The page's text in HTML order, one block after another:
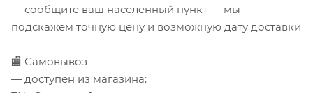
— сообщите ваш населённый пункт — мы
подскажем точную цену и возможную дату доставки
🏬 Самовывоз
— доступен из магазина: